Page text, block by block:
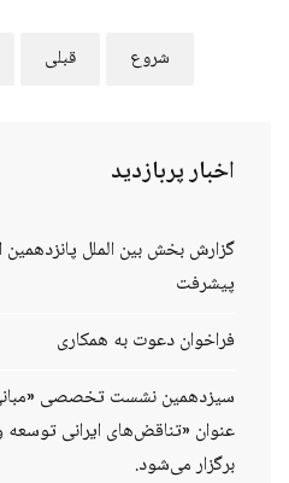
شروع قبلی
اخبارپربازدید
گزارش بخش بین الملل پانزدهمین
پیشرفت
فراخوان دعوت به همکاری
سیزدهمین نشست تخصصی
عنوان «تناقض‌های ایرانی توسعه
برگزار می‌شود.